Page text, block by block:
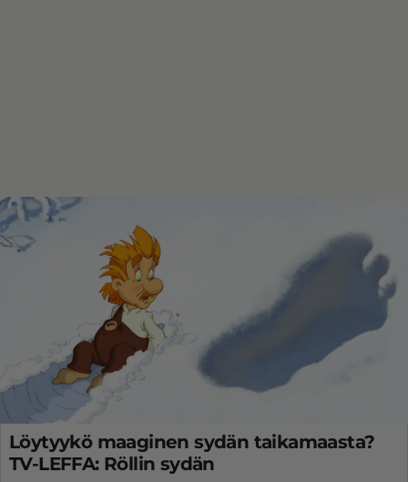
Löytyykö maaginen sydän taikamaasta?
TV-LEFFA: Röllin sydän